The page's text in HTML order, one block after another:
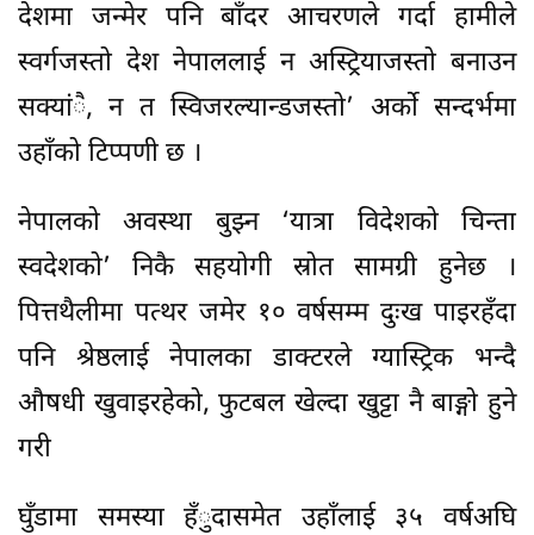
देशमा जन्मेर पनि बाँदर आचरणले गर्दा हामीले
स्वर्गजस्तो देश नेपाललाई न अस्ट्रियाजस्तो बनाउन
सक्यांै, न त स्विजरल्यान्डजस्तो’ अर्को सन्दर्भमा
उहाँको टिप्पणी छ ।
नेपालको अवस्था बुझ्न ‘यात्रा विदेशको चिन्ता
स्वदेशको’ निकै सहयोगी स्रोत सामग्री हुनेछ ।
पित्तथैलीमा पत्थर जमेर १० वर्षसम्म दुःख पाइरहँदा
पनि श्रेष्ठलाई नेपालका डाक्टरले ग्यास्ट्रिक भन्दै
औषधी खुवाइरहेको, फुटबल खेल्दा खुट्टा नै बाङ्गो हुने
गरी
घुँडामा समस्या हँुदासमेत उहाँलाई ३५ वर्षअघि